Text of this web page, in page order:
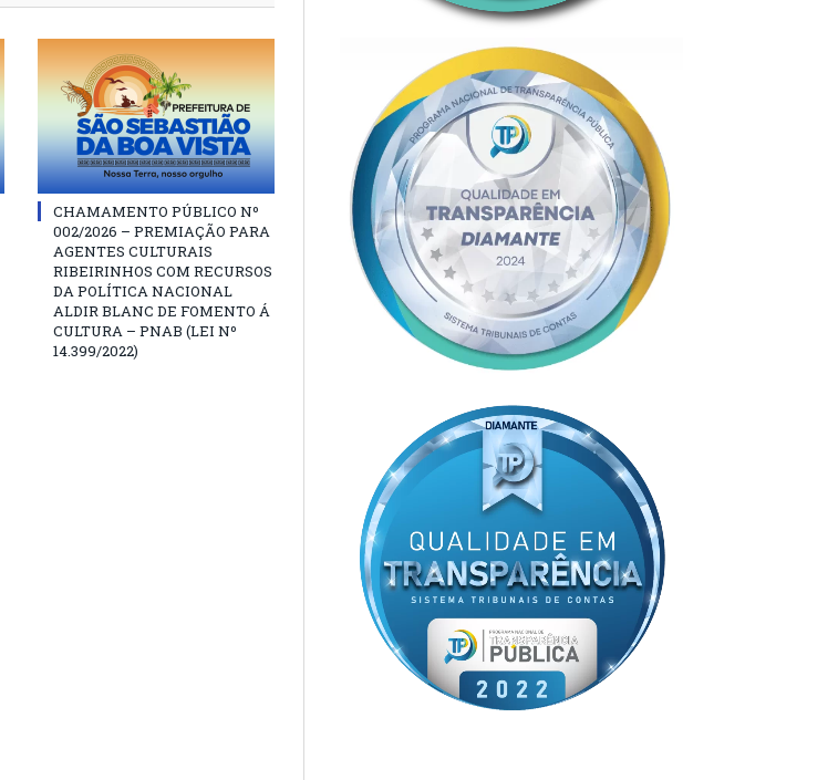
CHAMAMENTO PÚBLICO Nº
002/2026 – PREMIAÇÃO PARA
AGENTES CULTURAIS
RIBEIRINHOS COM RECURSOS
DA POLÍTICA NACIONAL
ALDIR BLANC DE FOMENTO Á
CULTURA – PNAB (LEI Nº
14.399/2022)